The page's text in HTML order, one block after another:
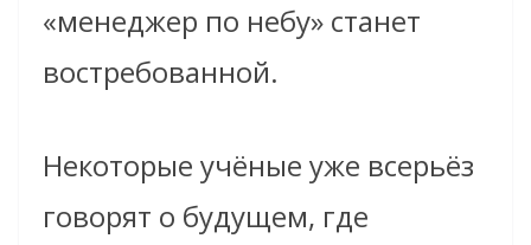
«менеджер по небу» станет
востребованной.
Некоторые учёные уже всерьёз
говорят о будущем, где